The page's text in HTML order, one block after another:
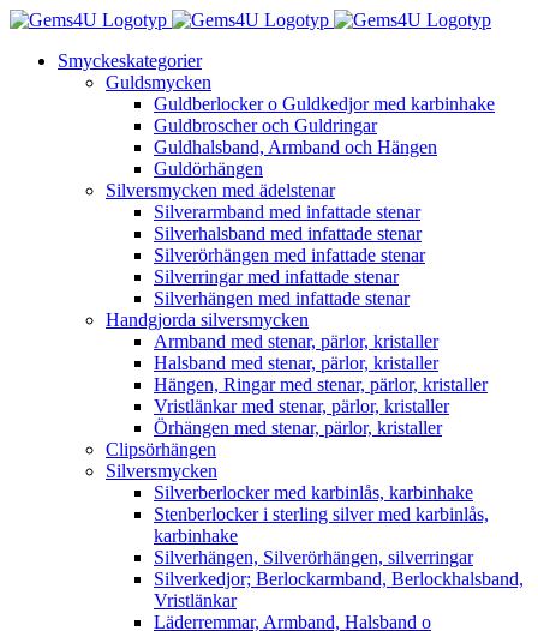
Fortsätt
innehålletSmyckeskategorier
Guldsmycken
Guldberlocker o Guldkedjor med karbinhake
Guldbroscher och Guldringar
Guldhalsband, Armband och Hängen
Guldörhängen
Silversmycken med ädelstenar
Silverarmband med infattade stenar
Silverhalsband med infattade stenar
Silverörhängen med infattade stenar
Silverringar med infattade stenar
Silverhängen med infattade stenar
Handgjorda silversmycken
Armband med stenar, pärlor, kristaller
Halsband med stenar, pärlor, kristaller
Hängen, Ringar med stenar, pärlor, kristaller
Vristlänkar med stenar, pärlor, kristaller
Örhängen med stenar, pärlor, kristaller
Clipsörhängen
Silversmycken
Silverberlocker med karbinlås, karbinhake
Stenberlocker i sterling silver med karbinlås,
karbinhake
Silverhängen, Silverörhängen, silverringar
Silverkedjor; Berlockarmband, Berlockhalsband,
Vristlänkar
Läderremmar, Armband, Halsband o